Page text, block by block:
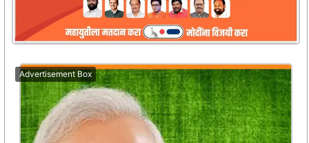
Advertisement Box